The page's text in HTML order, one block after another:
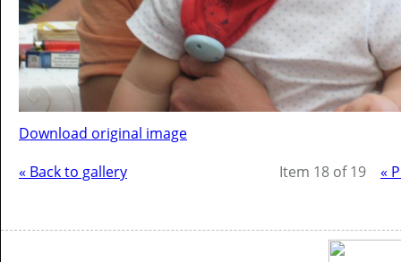
Download original image
« Back to gallery
Item 18 of 19 «